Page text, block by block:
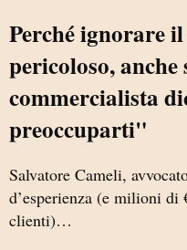
Perché ignorare
pericoloso, anche
commercialista
preoccuparti"
Salvatore Cameli,
d’esperienza (e milioni
clienti)…